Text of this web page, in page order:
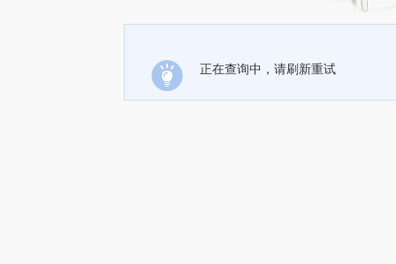
正在查询中，请刷新重试